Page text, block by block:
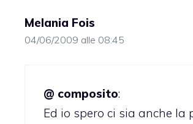
Melania Fois
04/06/2009 alle 08:45
@ composito:
Ed io spero ci sia anche